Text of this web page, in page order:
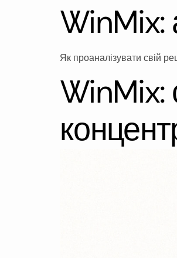
WinMix:
Як проаналізувати свій
WinMix:
Відео про те, як почати